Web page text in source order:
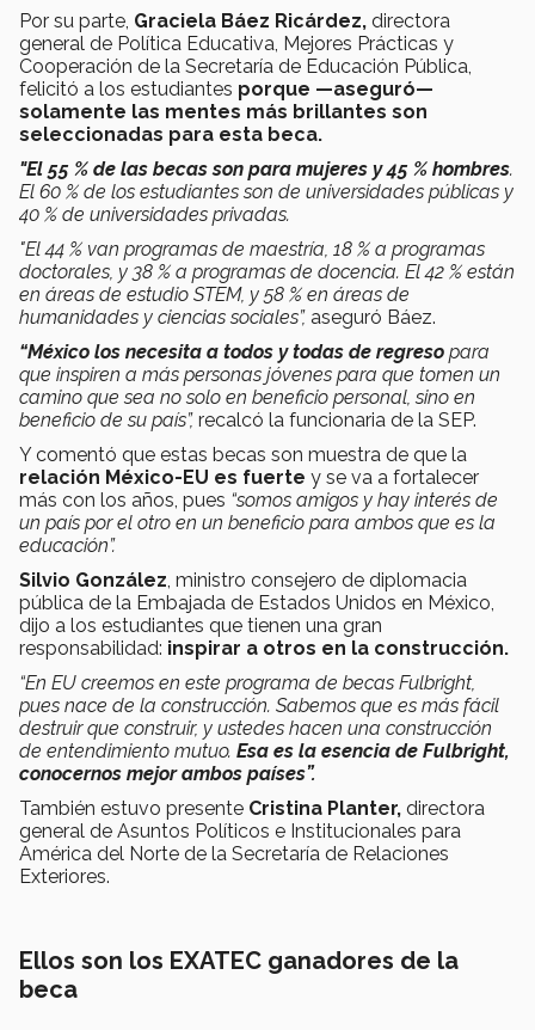
Por su parte, Graciela Báez Ricárdez, directora
general de Política Educativa, Mejores Prácticas y
Cooperación de la Secretaría de Educación Pública,
felicitó a los estudiantes porque —aseguró—
solamente las mentes más brillantes son
seleccionadas para esta beca.
"El 55 % de las becas son para mujeres y 45 % hombres.
El 60 % de los estudiantes son de universidades públicas y
40 % de universidades privadas.
"El 44 % van programas de maestría, 18 % a programas
doctorales, y 38 % a programas de docencia. El 42 % están
en áreas de estudio STEM, y 58 % en áreas de
humanidades y ciencias sociales”, aseguró Báez.
“México los necesita a todos y todas de regreso para
que inspiren a más personas jóvenes para que tomen un
camino que sea no solo en beneficio personal, sino en
beneficio de su país”, recalcó la funcionaria de la SEP.
Y comentó que estas becas son muestra de que la
relación México-EU es fuerte y se va a fortalecer
más con los años, pues “somos amigos y hay interés de
un país por el otro en un beneficio para ambos que es la
educación”.
Silvio González, ministro consejero de diplomacia
pública de la Embajada de Estados Unidos en México,
dijo a los estudiantes que tienen una gran
responsabilidad: inspirar a otros en la construcción.
“En EU creemos en este programa de becas Fulbright,
pues nace de la construcción. Sabemos que es más fácil
destruir que construir, y ustedes hacen una construcción
de entendimiento mutuo. Esa es la esencia de Fulbright,
conocernos mejor ambos países”.
También estuvo presente Cristina Planter, directora
general de Asuntos Políticos e Institucionales para
América del Norte de la Secretaría de Relaciones
Exteriores.
Ellos son los EXATEC ganadores de la
beca